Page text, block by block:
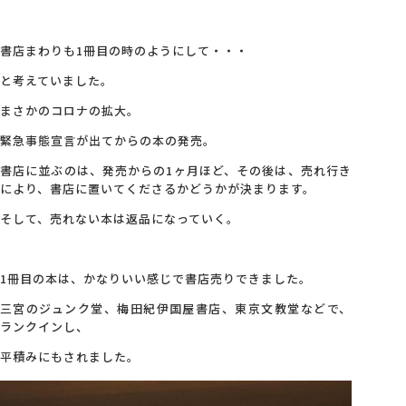
書店まわりも1冊目の時のようにして・・・
と考えていました。
まさかのコロナの拡大。
緊急事態宣言が出てからの本の発売。
書店に並ぶのは、発売からの1ヶ月ほど、その後は、売れ行き
により、書店に置いてくださるかどうかが決まります。
そして、売れない本は返品になっていく。
1冊目の本は、かなりいい感じで書店売りできました。
三宮のジュンク堂、梅田紀伊国屋書店、東京文教堂などで、
ランクインし、
平積みにもされました。